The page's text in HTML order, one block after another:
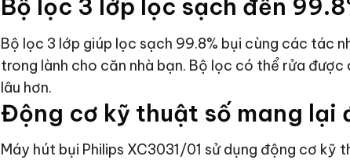
Bộ lọc 3 lớp lọc sạch đến
Bộ lọc 3 lớp giúp lọc sạch 99.8% bụi cùng các tác
trong lành cho căn nhà bạn. Bộ lọc có thể rửa được
lâu hơn.
Động cơ kỹ thuật số mang lại
Máy hút bụi Philips XC3031/01 sử dụng động cơ